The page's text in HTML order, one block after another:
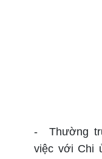
-
Thường
việc với Chi